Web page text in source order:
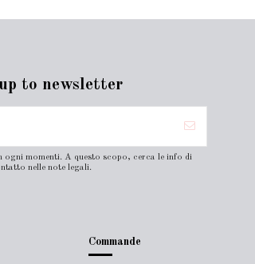
to newsletter
ogni momenti. A questo scopo, cerca le info di
nelle note legali.
Commande